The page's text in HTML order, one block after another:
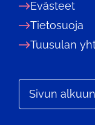
Evästeet
Tietosuoja
Tuusulan
Sivun alkuun